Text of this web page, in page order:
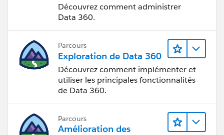
Découvrez comment administrer
Data 360.
Parcours
Exploration de Data 360
Découvrez comment implémenter et
utiliser les principales fonctionnalités
de Data 360.
Parcours
Amélioration des